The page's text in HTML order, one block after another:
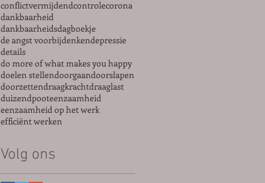
conflictvermijdendcontrolecorona
dankbaarheid
dankbaarheidsdagboekje
de angst voorbijdenkendepressie
details
do more of what makes you happy
doelen stellendoorgaandoorslapen
doorzettendraagkrachtdraaglast
duizendpooteenzaamheid
eenzaamheid op het werk
efficiënt werken
Volg ons